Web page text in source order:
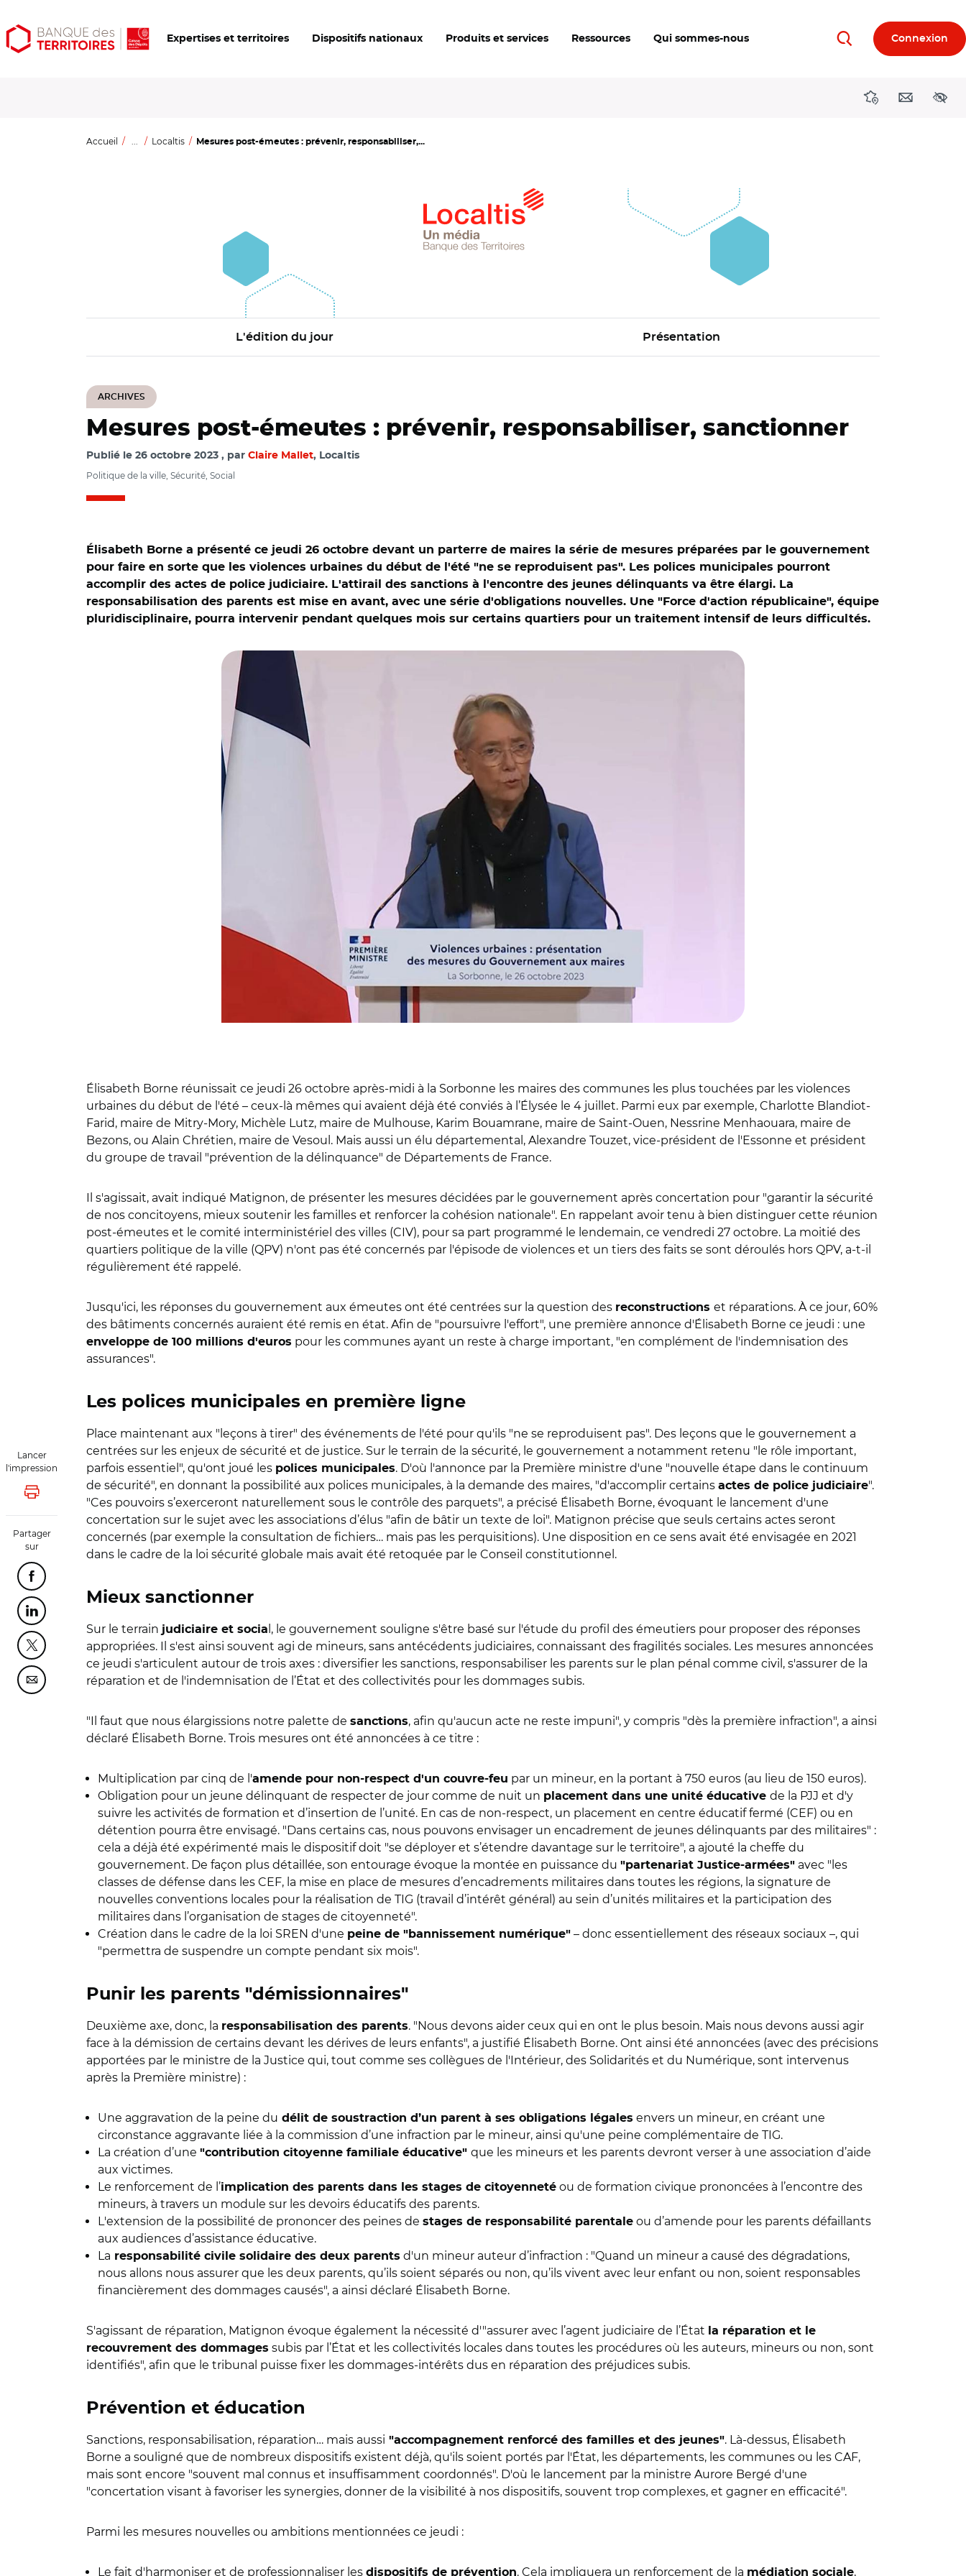
Aller
au
Aller
au
Ouvrir
les
Expertises et territoires Dispositifs nationaux Produits et services Ressources Qui sommes-nous RechercherConnexion
DirectionsContact
Accueil ... Localtis Mesures post-émeutes : prévenir, responsabiliser,...
L'édition du jour Présentation
ARCHIVES
Lancer
l'impression
Lancer l'impression
Partager
sur
Partager cette page sur Facebook
Partager cette page sur Linkedin
Partager cette page sur Twitter
Partager cette page sur Courriel
Mesures post-émeutes : prévenir, responsabiliser, sanctionner
Publié le 26 octobre 2023 par Claire Mallet, Localtis
Politique de la ville, Sécurité, Social
Élisabeth Borne a présenté ce jeudi 26 octobre devant un parterre de maires la série de mesures préparées par le gouvernement
pour faire en sorte que les violences urbaines du début de l'été "ne se reproduisent pas". Les polices municipales pourront
accomplir des actes de police judiciaire. L'attirail des sanctions à l'encontre des jeunes délinquants va être élargi. La
responsabilisation des parents est mise en avant, avec une série d'obligations nouvelles. Une "Force d'action républicaine", équipe
pluridisciplinaire, pourra intervenir pendant quelques mois sur certains quartiers pour un traitement intensif de leurs difficultés.
Élisabeth Borne réunissait ce jeudi 26 octobre après-midi à la Sorbonne les maires des communes les plus touchées par les violences
urbaines du début de l'été – ceux-là mêmes qui avaient déjà été conviés à l’Élysée le 4 juillet. Parmi eux par exemple, Charlotte Blandiot-
Farid, maire de Mitry-Mory, Michèle Lutz, maire de Mulhouse, Karim Bouamrane, maire de Saint-Ouen, Nessrine Menhaouara, maire de
Bezons, ou Alain Chrétien, maire de Vesoul. Mais aussi un élu départemental, Alexandre Touzet, vice-président de l'Essonne et président
du groupe de travail "prévention de la délinquance" de Départements de France.
Il s'agissait, avait indiqué Matignon, de présenter les mesures décidées par le gouvernement après concertation pour "garantir la sécurité
de nos concitoyens, mieux soutenir les familles et renforcer la cohésion nationale". En rappelant avoir tenu à bien distinguer cette réunion
post-émeutes et le comité interministériel des villes (CIV), pour sa part programmé le lendemain, ce vendredi 27 octobre. La moitié des
quartiers politique de la ville (QPV) n'ont pas été concernés par l'épisode de violences et un tiers des faits se sont déroulés hors QPV, a-t-il
régulièrement été rappelé.
Jusqu'ici, les réponses du gouvernement aux émeutes ont été centrées sur la question des reconstructions et réparations. À ce jour, 60%
des bâtiments concernés auraient été remis en état. Afin de "poursuivre l'effort", une première annonce d'Élisabeth Borne ce jeudi : une
enveloppe de 100 millions d'euros pour les communes ayant un reste à charge important, "en complément de l'indemnisation des
assurances".
Les polices municipales en première ligne
Place maintenant aux "leçons à tirer" des événements de l'été pour qu'ils "ne se reproduisent pas". Des leçons que le gouvernement a
centrées sur les enjeux de sécurité et de justice. Sur le terrain de la sécurité, le gouvernement a notamment retenu "le rôle important,
parfois essentiel", qu'ont joué les polices municipales. D'où l'annonce par la Première ministre d'une "nouvelle étape dans le continuum
de sécurité", en donnant la possibilité aux polices municipales, à la demande des maires, "d'accomplir certains actes de police judiciaire".
"Ces pouvoirs s’exerceront naturellement sous le contrôle des parquets", a précisé É lisabeth Borne, évoquant le lancement d'une
concertation sur le sujet avec les associations d’élus "afin de bâtir un texte de loi". Matignon précise que seuls certains actes seront
concernés (par exemple la consultation de fichiers… mais pas les perquisitions). Une disposition en ce sens avait été envisagée en 2021
dans le cadre de la loi sécurité globale mais avait été retoquée par le Conseil constitutionnel.
Mieux sanctionner
Sur le terrain judiciaire et socia l, le gouvernement souligne s'être basé sur l'étude du profil des émeutiers pour proposer des réponses
appropriées. Il s'est ainsi souvent agi de mineurs, sans antécédents judiciaires, connaissant des fragilités sociales. Les mesures annoncées
ce jeudi s'articulent autour de trois axes : diversifier les sanctions, responsabiliser les parents sur le plan pénal comme civil, s'assurer de la
réparation et de l'indemnisation de l’État et des collectivités pour les dommages subis.
"Il faut que nous élargissions notre palette de sanctions, afin qu'aucun acte ne reste impuni", y compris "dès la première infraction", a ainsi
déclaré É lisabeth Borne. Trois mesures ont été annoncées à ce titre :
Multiplication par cinq de l'amende pour non-respect d'un couvre-feu par un mineur, en la portant à 750 euros (au lieu de 150 euros).
Obligation pour un jeune délinquant de respecter de jour comme de nuit un placement dans une unité éducative de la PJJ et d'y
suivre les activités de formation et d’insertion de l’unité. En cas de non-respect, un placement en centre éducatif fermé (CEF) ou en
détention pourra être envisagé. "Dans certains cas, nous pouvons envisager un encadrement de jeunes délinquants par des militaires" :
cela a déjà été expérimenté mais le dispositif doit "se déployer et s’étendre davantage sur le territoire", a ajouté la cheffe du
gouvernement. De façon plus détaillée, son entourage évoque la montée en puissance du "partenariat Justice-armées" avec "les
classes de défense dans les CEF, la mise en place de mesures d’encadrements militaires dans toutes les régions, la signature de
nouvelles conventions locales pour la réalisation de TIG (travail d’intérêt général) au sein d’unités militaires et la participation des
militaires dans l’organisation de stages de citoyenneté".
Création dans le cadre de la loi SREN d'une peine de "bannissement numérique" – donc essentiellement des réseaux sociaux –, qui
"permettra de suspendre un compte pendant six mois".
Punir les parents "démissionnaires"
Deuxième axe, donc, la responsabilisation des parents. "Nous devons aider ceux qui en ont le plus besoin. Mais nous devons aussi agir
face à la démission de certains devant les dérives de leurs enfants", a justifié É lisabeth Borne. Ont ainsi été annoncées (avec des précisions
apportées par le ministre de la Justice qui, tout comme ses collègues de l'Intérieur, des Solidarités et du Numérique, sont intervenus
après la Première ministre) :
Une aggravation de la peine du délit de soustraction d’un parent à ses obligations légales envers un mineur, en créant une
circonstance aggravante liée à la commission d’une infraction par le mineur, ainsi qu'une peine complémentaire de TIG.
La création d’une "contribution citoyenne familiale éducative" que les mineurs et les parents devront verser à une association d’aide
aux victimes.
Le renforcement de l’implication des parents dans les stages de citoyenneté ou de formation civique prononcées à l’encontre des
mineurs, à travers un module sur les devoirs éducatifs des parents.
L'extension de la possibilité de prononcer des peines de stages de responsabilité parentale ou d’amende pour les parents défaillants
aux audiences d’assistance éducative.
La responsabilité civile solidaire des deux parents d'un mineur auteur d’infraction : "Quand un mineur a causé des dégradations,
nous allons nous assurer que les deux parents, qu’ils soient séparés ou non, qu’ils vivent avec leur enfant ou non, soient responsables
financièrement des dommages causés", a ainsi déclaré É lisabeth Borne.
S'agissant de réparation, Matignon évoque également la nécessité d'"assurer avec l’agent judiciaire de l’État
la réparation et le
recouvrement des dommages subis par l’État et les collectivités locales dans toutes les procédures où les auteurs, mineurs ou non, sont
identifiés", afin que le tribunal puisse fixer les dommages-intérêts dus en réparation des préjudices subis.
Prévention et éducation
Sanctions, responsabilisation, réparation… mais aussi "accompagnement renforcé des familles et des jeunes". Là-dessus, Élisabeth
Borne a souligné que de nombreux dispositifs existent déjà, qu'ils soient portés par l'État, les départements, les communes ou les CAF,
mais sont encore "souvent mal connus et insuffisamment coordonnés". D'où le lancement par la ministre Aurore Bergé d'une
"concertation visant à favoriser les synergies, donner de la visibilité à nos dispositifs, souvent trop complexes, et gagner en efficacité".
Parmi les mesures nouvelles ou ambitions mentionnées ce jeudi :
Le fait d'harmoniser et de professionnaliser les dispositifs de prévention. Cela impliquera un renforcement de la médiation sociale,